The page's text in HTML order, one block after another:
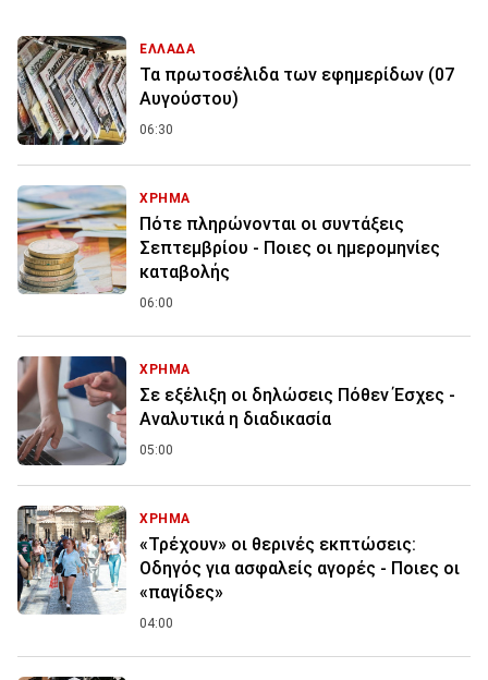
ΕΛΛΑΔΑ
Τα πρωτοσέλιδα των εφημερίδων (07
Αυγούστου)
06:30
ΧΡΗΜΑ
Πότε πληρώνονται οι συντάξεις
Σεπτεμβρίου - Ποιες οι ημερομηνίες
καταβολής
06:00
ΧΡΗΜΑ
Σε εξέλιξη οι δηλώσεις Πόθεν Έσχες -
Αναλυτικά η διαδικασία
05:00
ΧΡΗΜΑ
«Τρέχουν» οι θερινές εκπτώσεις:
Οδηγός για ασφαλείς αγορές - Ποιες οι
«παγίδες»
04:00